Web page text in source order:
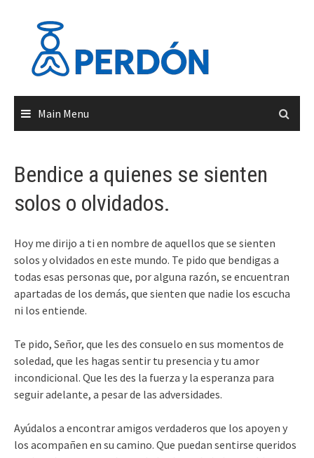
Main Menu
Bendice a quienes se sienten
solos o olvidados.
Hoy me dirijo a ti en nombre de aquellos que se sienten
solos y olvidados en este mundo. Te pido que bendigas a
todas esas personas que, por alguna razón, se encuentran
apartadas de los demás, que sienten que nadie los escucha
ni los entiende.
Te pido, Señor, que les des consuelo en sus momentos de
soledad, que les hagas sentir tu presencia y tu amor
incondicional. Que les des la fuerza y la esperanza para
seguir adelante, a pesar de las adversidades.
Ayúdalos a encontrar amigos verdaderos que los apoyen y
los acompañen en su camino. Que puedan sentirse queridos